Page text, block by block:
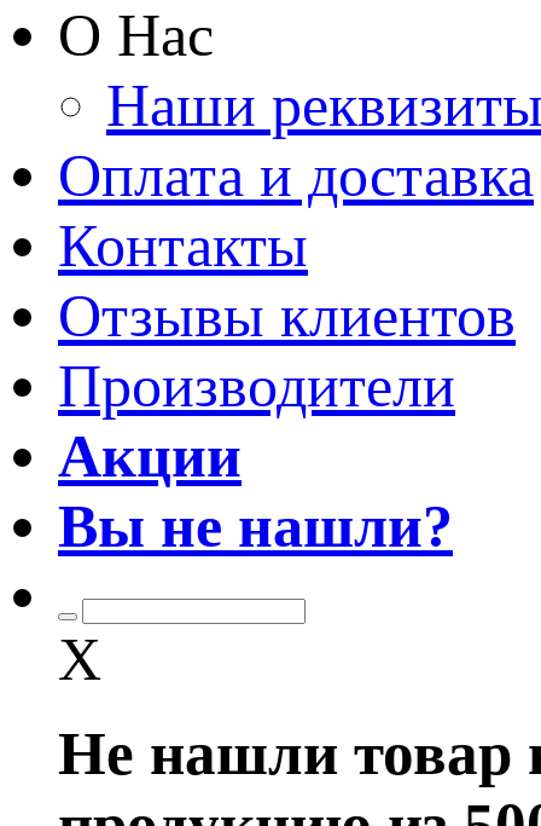
О Нас
Наши
Оплата и доставка
Контакты
Отзывы клиентов
Производители
Акции
Вы не нашли?
X
Не нашли товар